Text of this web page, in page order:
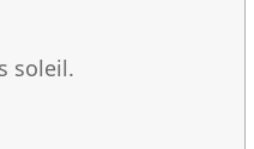
soleil.